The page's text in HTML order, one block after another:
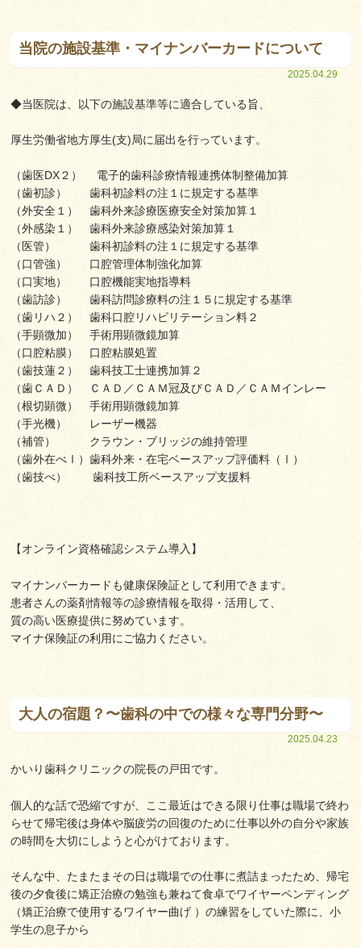
当院の施設基準・マイナンバーカードについて
2025.04.29
◆当医院は、以下の施設基準等に適合している旨、
厚生労働省地方厚生(支)局に届出を行っています。
（歯医DX２） 電子的歯科診療情報連携体制整備加算
（歯初診） 歯科初診料の注１に規定する基準
（外安全１） 歯科外来診療医療安全対策加算１
（外感染１） 歯科外来診療感染対策加算１
（医管） 歯科初診料の注１に規定する基準
（口管強） 口腔管理体制強化加算
（口実地） 口腔機能実地指導料
（歯訪診） 歯科訪問診療料の注１５に規定する基準
（歯リハ２） 歯科口腔リハビリテーション料２
（手顕微加） 手術用顕微鏡加算
（口腔粘膜） 口腔粘膜処置
（歯技蓮２） 歯科技工士連携加算２
（歯ＣＡＤ） ＣＡＤ／ＣＡＭ冠及びＣＡＤ／ＣＡＭインレー
（根切顕微） 手術用顕微鏡加算
（手光機） レーザー機器
（補管） クラウン・ブリッジの維持管理
（歯外在べⅠ）歯科外来・在宅ベースアップ評価料（Ⅰ）
（歯技べ） 歯科技工所ベースアップ支援料
【オンライン資格確認システム導入】
マイナンバーカードも健康保険証として利用できます。
患者さんの薬剤情報等の診療情報を取得・活用して、
質の高い医療提供に努めています。
マイナ保険証の利用にご協力ください。
大人の宿題？〜歯科の中での様々な専門分野〜
2025.04.23
かいり歯科クリニックの院長の戸田です。
個人的な話で恐縮ですが、ここ最近はできる限り仕事は職場で終わ
らせて帰宅後は身体や脳疲労の回復のために仕事以外の自分や家族
の時間を大切にしようと心がけております。
そんな中、たまたまその日は職場での仕事に煮詰まったため、帰宅
後の夕食後に矯正治療の勉強も兼ねて食卓でワイヤーペンディング
（矯正治療で使用するワイヤー曲げ ）の練習をしていた際に、小
学生の息子から